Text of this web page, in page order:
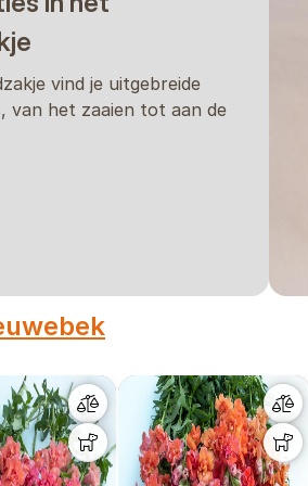
rostlin na m2, nebo dokonce 65 - 105
můžete do záhonů
listy zůstaly suché. Předejdeme
zálivku a
nezapomeňte
a jinak pokroucené. Pro
ty nejranější a skupina 4
vind je uitgebreide
van het zaaien tot aan de